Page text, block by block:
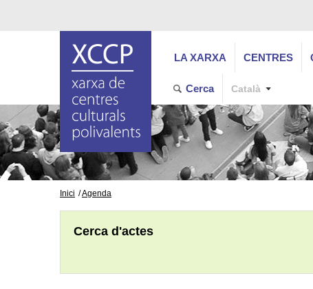
LA XARXA CENTRES
Cerca Català
Inici Agenda
Cerca d'actes